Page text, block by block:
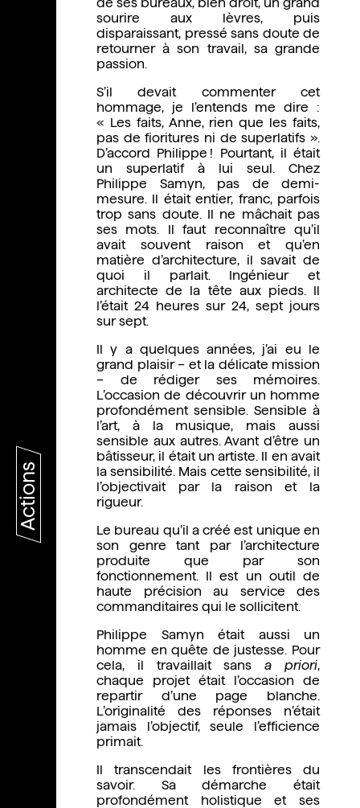
Actions
de ses bureaux, bien droit, un grand
sourire aux lèvres, puis
disparaissant, pressé sans doute de
retourner à son travail, sa grande
passion.
S’il devait commenter cet
hommage, je l’entends me dire :
« Les faits, Anne, rien que les faits,
pas de fioritures ni de superlatifs ».
D’accord Philippe ! Pourtant, il était
un superlatif à lui seul. Chez
Philippe Samyn, pas de demi-
mesure. Il était entier, franc, parfois
trop sans doute. Il ne mâchait pas
ses mots. Il faut reconnaître qu’il
avait souvent raison et qu’en
matière d’architecture, il savait de
quoi il parlait. Ingénieur et
architecte de la tête aux pieds. Il
l’était 24 heures sur 24, sept jours
sur sept.
Il y a quelques années, j’ai eu le
grand plaisir – et la délicate mission
– de rédiger ses mémoires.
L’occasion de découvrir un homme
profondément sensible. Sensible à
l’art, à la musique, mais aussi
sensible aux autres. Avant d’être un
bâtisseur, il était un artiste. Il en avait
la sensibilité. Mais cette sensibilité, il
l’objectivait par la raison et la
rigueur.
Le bureau qu’il a créé est unique en
son genre tant par l’architecture
produite que par son
fonctionnement. Il est un outil de
haute précision au service des
commanditaires qui le sollicitent.
Philippe Samyn était aussi un
homme en quête de justesse. Pour
cela, il travaillait sansa priori,
chaque projet était l’occasion de
repartir d’une page blanche.
L’originalité des réponses n’était
jamais l’objectif, seule l’efficience
primait.
Il transcendait les frontières du
savoir. Sa démarche était
profondément holistique et ses